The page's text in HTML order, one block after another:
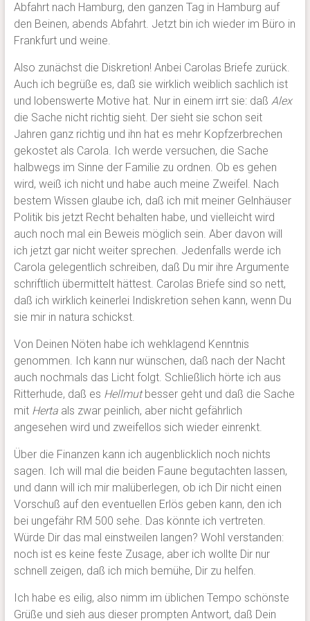
Abfahrt nach Hamburg, den ganzen Tag in Hamburg auf
den Beinen, abends Abfahrt. Jetzt bin ich wieder im Büro in
Frankfurt und weine.
Also zunächst die Diskretion! Anbei Carolas Briefe zurück.
Auch ich begrüße es, daß sie wirklich weiblich sachlich ist
und lobenswerte Motive hat. Nur in einem irrt sie: daß Alex
die Sache nicht richtig sieht. Der sieht sie schon seit
Jahren ganz richtig und ihn hat es mehr Kopfzerbrechen
gekostet als Carola. Ich werde versuchen, die Sache
halbwegs im Sinne der Familie zu ordnen. Ob es gehen
wird, weiß ich nicht und habe auch meine Zweifel. Nach
bestem Wissen glaube ich, daß ich mit meiner Gelnhäuser
Politik bis jetzt Recht behalten habe, und vielleicht wird
auch noch mal ein Beweis möglich sein. Aber davon will
ich jetzt gar nicht weiter sprechen. Jedenfalls werde ich
Carola gelegentlich schreiben, daß Du mir ihre Argumente
schriftlich übermittelt hättest. Carolas Briefe sind so nett,
daß ich wirklich keinerlei Indiskretion sehen kann, wenn Du
sie mir in natura schickst.
Von Deinen Nöten habe ich wehklagend Kenntnis
genommen. Ich kann nur wünschen, daß nach der Nacht
auch nochmals das Licht folgt. Schließlich hörte ich aus
Ritterhude, daß es Hellmutbesser geht und daß die Sache
mit Hertaals zwar peinlich, aber nicht gefährlich
angesehen wird und zweifellos sich wieder einrenkt.
Über die Finanzen kann ich augenblicklich noch nichts
sagen. Ich will mal die beiden Faune begutachten lassen,
und dann will ich mir malüberlegen, ob ich Dir nicht einen
Vorschuß auf den eventuellen Erlös geben kann, den ich
bei ungefähr RM 500 sehe. Das könnte ich vertreten.
Würde Dir das mal einstweilen langen? Wohl verstanden:
noch ist es keine feste Zusage, aber ich wollte Dir nur
schnell zeigen, daß ich mich bemühe, Dir zu helfen.
Ich habe es eilig, also nimm im üblichen Tempo schönste
Grüße und sieh aus dieser prompten Antwort, daß Dein